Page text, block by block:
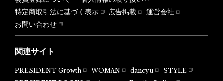
特定商取引法に基づく表示
広告掲載
運営会社
お問い合わせ
関連サイト
PRESIDENT Growth WOMAN dancyu
STYLE